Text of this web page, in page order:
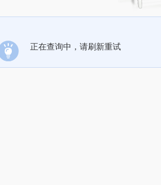
正在查询中，请刷新重试